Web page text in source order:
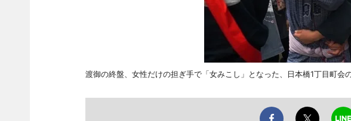
渡御の終盤、女性だけの担ぎ手で「女みこし」となった、日本橋1丁目町会